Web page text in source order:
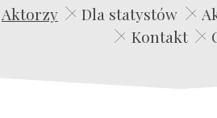
Aktorzy Dla statystów
Kontakt